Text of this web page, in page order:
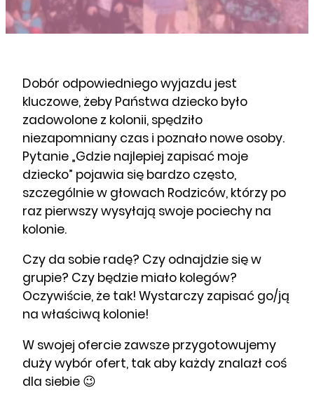
Dobór odpowiedniego wyjazdu jest
kluczowe, żeby Państwa dziecko było
zadowolone z kolonii, spędziło
niezapomniany czas i poznało nowe osoby.
Pytanie „Gdzie najlepiej zapisać moje
dziecko” pojawia się bardzo często,
szczególnie w głowach Rodziców, którzy po
raz pierwszy wysyłają swoje pociechy na
kolonie.
Czy da sobie radę? Czy odnajdzie się w
grupie? Czy będzie miało kolegów?
Oczywiście, że tak! Wystarczy zapisać go/ją
na właściwą kolonie!
W swojej ofercie zawsze przygotowujemy
duży wybór ofert, tak aby każdy znalazł coś
dla siebie 😉